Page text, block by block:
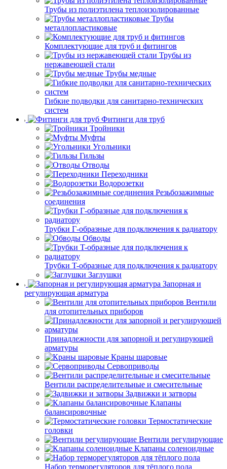
Трубы из полиэтилена теплоизолированные
Трубы
металлопластиковые
Комплектующие для труб и фитингов
Трубы из
нержавеющей стали
Трубы медные
Гибкие подводки для санитарно-технических
систем
Фитинги для труб
Тройники
Муфты
Угольники
Гильзы
Отводы
Переходники
Водорозетки
Резьбозажимные
соединения
Трубки Г-образные для подключения к радиатору
Обводы
Трубки T-образные для подключения к радиатору
Заглушки
Запорная и
регулирующая арматура
Вентили
для отопительных приборов
Принадлежности для запорной и регулирующей
арматуры
Краны шаровые
Сервоприводы
Вентили распределительные и смесительные
Задвижки и затворы
Клапаны
балансировочные
Термостатические
головки
Вентили регулирующие
Клапаны соленоидные
Набор терморегуляторов для тёплого пола